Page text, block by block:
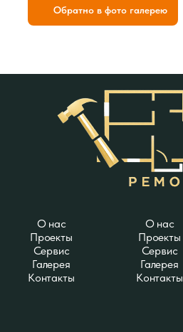
Обратно в фото галерею
О нас
Проекты
Сервис
Галерея
Контакты
О нас
Проекты
Сервис
Галерея
Контакты